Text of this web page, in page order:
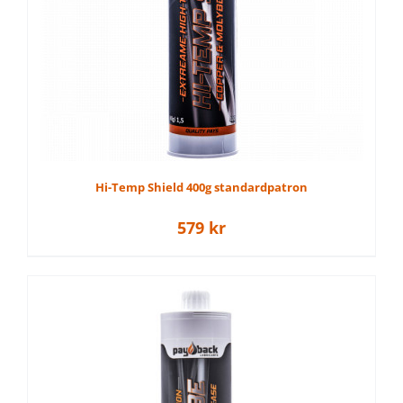
produktsiden
Hi-Temp Shield 400g standardpatron
579 kr